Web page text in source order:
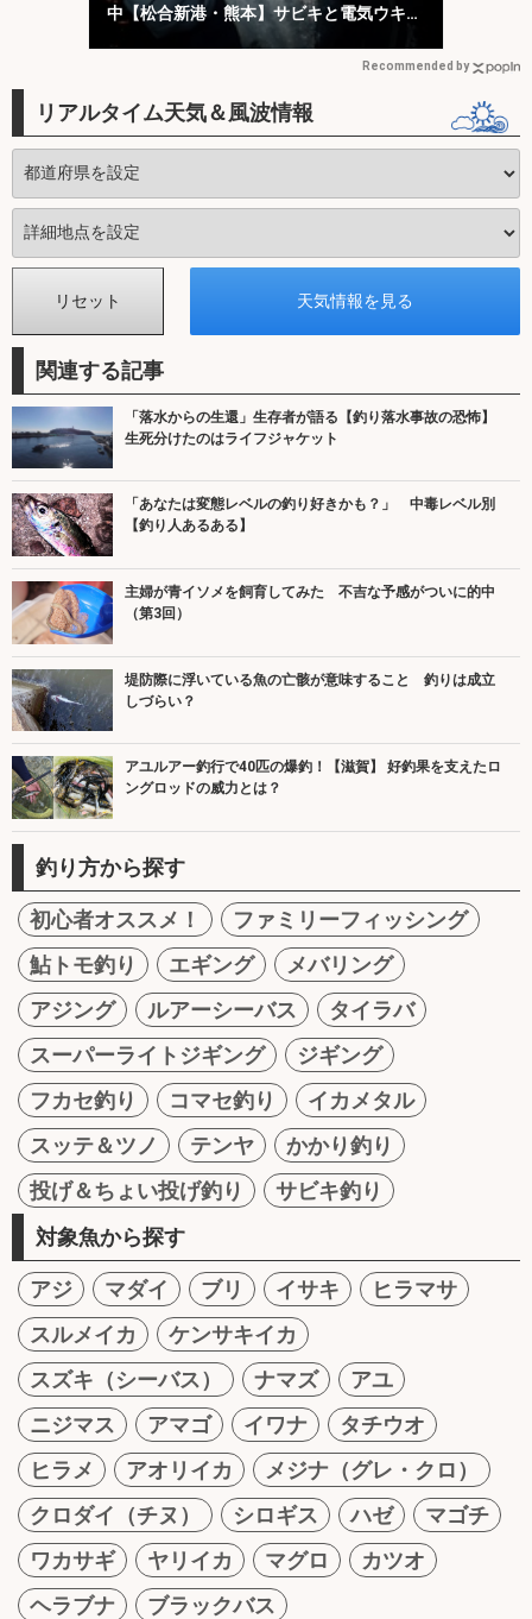
中【松合新港・熊本】サビキと電気ウキ仕
Recommended by
リアルタイム天気＆風波情報
関連する記事
「落水からの生還」生存者が語る【釣り落水事故の恐怖】
生死分けたのはライフジャケット
「あなたは変態レベルの釣り好きかも？」 中毒レベル別
【釣り人あるある】
主婦が青イソメを飼育してみた 不吉な予感がついに的中
（第3回）
堤防際に浮いている魚の亡骸が意味すること 釣りは成立
しづらい？
アユルアー釣行で40匹の爆釣！【滋賀】 好釣果を支えたロ
ングロッドの威力とは？
釣り方から探す
初心者オススメ！
ファミリーフィッシング
鮎トモ釣り
エギング
メバリング
アジング
ルアーシーバス
タイラバ
スーパーライトジギング
ジギング
フカセ釣り
コマセ釣り
イカメタル
スッテ＆ツノ
テンヤ
かかり釣り
投げ＆ちょい投げ釣り
サビキ釣り
対象魚から探す
アジ マダイ ブリ イサキ
ヒラマサ
スルメイカ
ケンサキイカ
スズキ（シーバス）
ナマズ
アユ
ニジマス
アマゴ イワナ
タチウオ
ヒラメ
アオリイカ
メジナ（グレ・クロ）
クロダイ（チヌ）
シロギス ハゼ
マゴチ
ワカサギ
ヤリイカ マグロ
カツオ
ヘラブナ
ブラックバス